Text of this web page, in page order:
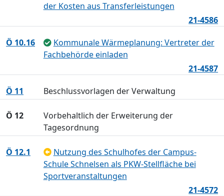
der Kosten aus Transferleistungen
21-4586
Ö 10.16
Kommunale Wärmeplanung: Vertreter der
Fachbehörde einladen
21-4587
Ö 11 Beschlussvorlagen der Verwaltung
Ö 12
Vorbehaltlich der Erweiterung der
Tagesordnung
Ö 12.1
Nutzung des Schulhofes der Campus-
Schule Schnelsen als PKW-Stellfläche bei
Sportveranstaltungen
21-4572